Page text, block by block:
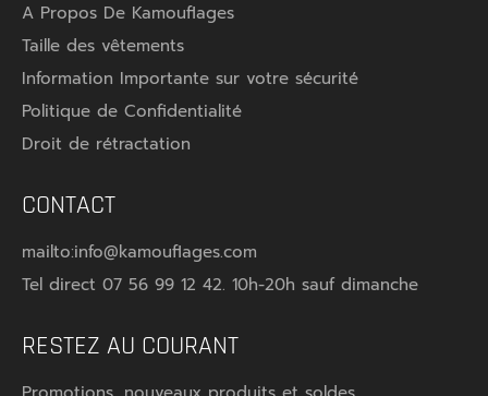
A Propos De Kamouflages
Taille des vêtements
Information Importante sur votre sécurité
Politique de Confidentialité
Droit de rétractation
CONTACT
mailto:info@kamouflages.com
Tel direct 07 56 99 12 42. 10h-20h sauf dimanche
RESTEZ AU COURANT